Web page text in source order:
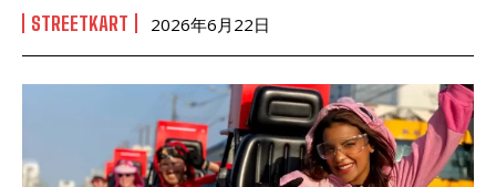
STREETKART 2026年6月22日